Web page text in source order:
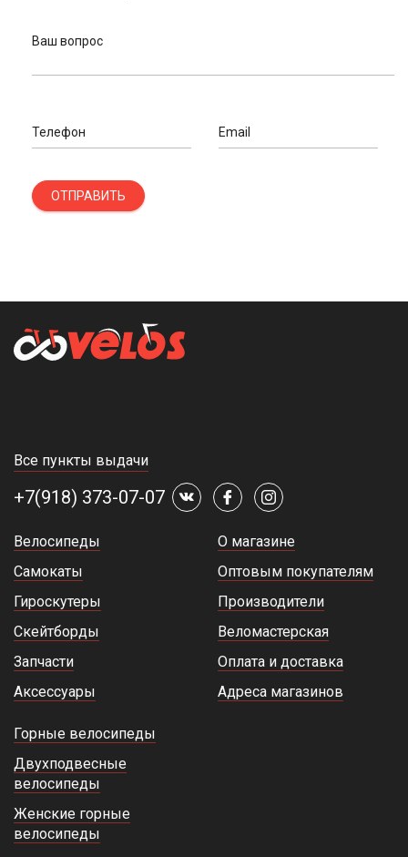
Ваш вопрос
Телефон Email
ОТПРАВИТЬ
Все пункты выдачи
+7(918) 373-07-07
Велосипеды
Самокаты
Гироскутеры
Скейтборды
Запчасти
Аксессуары
О магазине
Оптовым покупателям
Производители
Веломастерская
Оплата и доставка
Адреса магазинов
Горные велосипеды
Двухподвесные
велосипеды
Женские горные
велосипеды